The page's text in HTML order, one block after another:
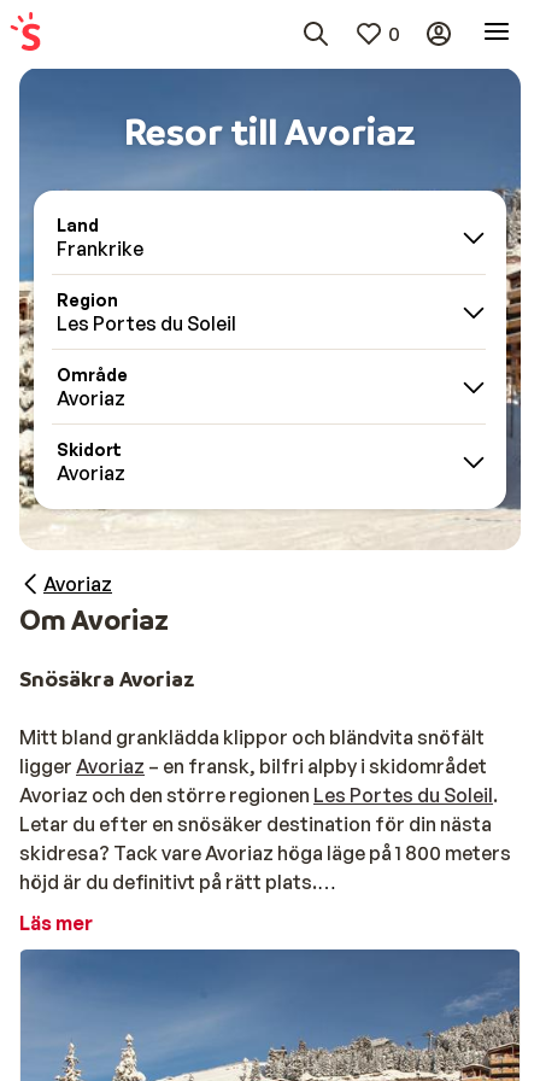
0
Resor till Avoriaz
Land
Frankrike
Region
Les Portes du Soleil
Område
Avoriaz
Skidort
Avoriaz
Avoriaz
Om Avoriaz
Snösäkra Avoriaz
Mitt bland granklädda klippor och bländvita snöfält
ligger Avoriaz – en fransk, bilfri alpby i skidområdet
Avoriaz och den större regionen Les Portes du Soleil.
Letar du efter en snösäker destination för din nästa
skidresa? Tack vare Avoriaz höga läge på 1 800 meters
höjd är du definitivt på rätt plats.
mellan boenden, restauranger och liftar. Avoriaz är
dessutom känt för sin unika arkitektur: husen är klädda
i trä och smälter in i landskapet – nästan som om du
Läs mer